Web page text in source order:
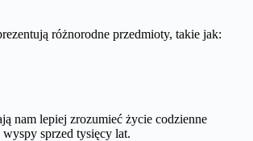
różnorodne przedmioty, takie jak:
nam lepiej zrozumieć życie codzienne
sprzed tysięcy lat.